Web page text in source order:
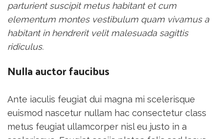
parturient suscipit metus habitant et cum
elementum montes vestibulum quam vivamus a
habitant in hendrerit velit malesuada sagittis
ridiculus.
Nulla auctor faucibus
Ante iaculis feugiat dui magna mi scelerisque
euismod nascetur nullam hac consectetur class
metus feugiat ullamcorper nisl eu justo in a